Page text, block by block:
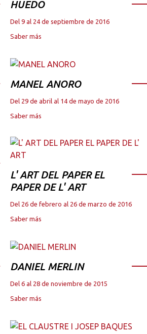
HUEDO
Del 9 al 24 de septiembre de 2016
Saber más
MANEL ANORO
Del 29 de abril al 14 de mayo de 2016
Saber más
L' ART DEL PAPER EL
PAPER DE L' ART
Del 26 de febrero al 26 de marzo de 2016
Saber más
DANIEL MERLIN
Del 6 al 28 de noviembre de 2015
Saber más